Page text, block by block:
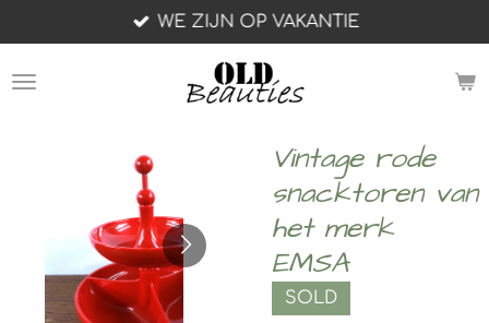
direct
naar
WE ZIJN OP VAKANTIE
Vintage rode
snacktoren van
het merk
EMSA
SOLD